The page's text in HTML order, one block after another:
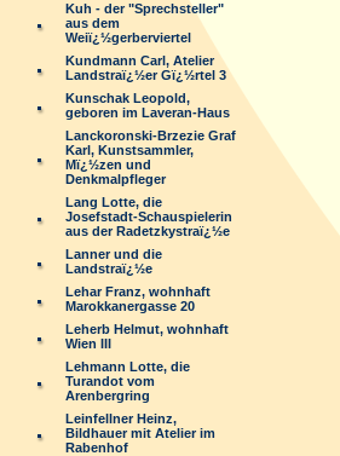
Kuh - der "Sprechsteller"
aus dem
Weiï¿½gerberviertel
Kundmann Carl, Atelier
Landstraï¿½er Gï¿½rtel 3
Kunschak Leopold,
geboren im Laveran-Haus
Lanckoronski-Brzezie Graf
Karl, Kunstsammler,
Mï¿½zen und
Denkmalpfleger
Lang Lotte, die
Josefstadt-Schauspielerin
aus der Radetzkystraï¿½e
Lanner und die
Landstraï¿½e
Lehar Franz, wohnhaft
Marokkanergasse 20
Leherb Helmut, wohnhaft
Wien III
Lehmann Lotte, die
Turandot vom
Arenbergring
Leinfellner Heinz,
Bildhauer mit Atelier im
Rabenhof